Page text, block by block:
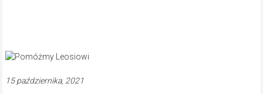
15 października, 2021